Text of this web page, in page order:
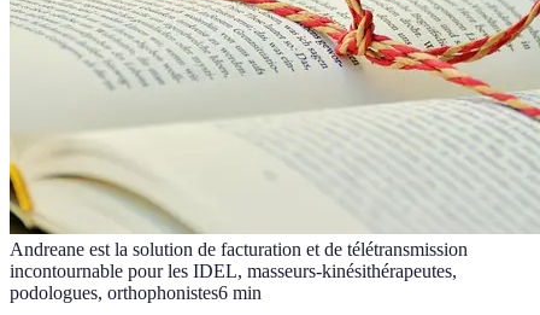
Andreane est la solution de facturation et de télétransmission
incontournable pour les IDEL, masseurs-kinésithérapeutes,
podologues, orthophonistes6 min